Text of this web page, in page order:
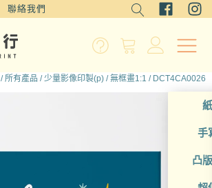
聯絡我們
手
凸
/所有產品 /少量影像印製(p) /無框畫1:1 / DCT4CA0026